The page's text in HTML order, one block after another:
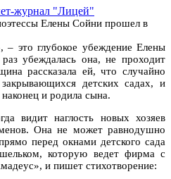
журнал "Лицей"
Елены Сойни прошел в
это глубокое убеждение Елены
убеждалась она, не проходит
рассказала ей, что случайно
детских садах, и
и родила сына.
видит наглость новых хозяев
Она не может равнодушно
перед окнами детского сада
которую ведет фирма с
и пишет стихотворение: